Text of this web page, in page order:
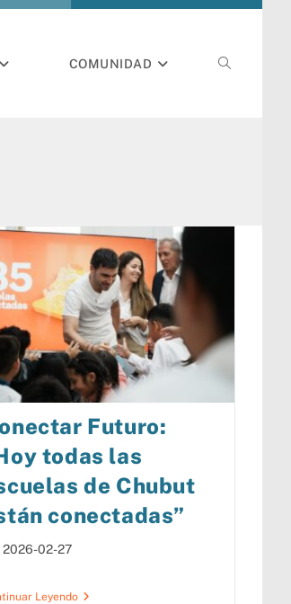
COMUNIDAD
Futuro:
todas las
de Chubut
conectadas”
2026-02-27
Leyendo